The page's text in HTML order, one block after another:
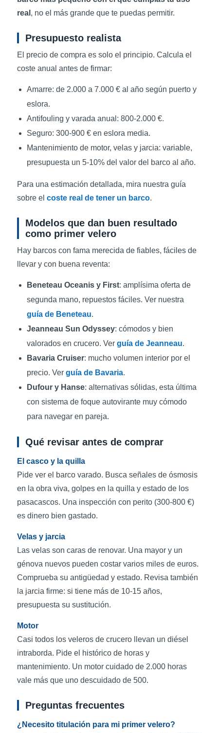
real , no el más grande que te puedas permitir.
Presupuesto realista
El precio de compra es solo el principio. Calcula el
coste anual antes de firmar:
Amarre: de 2.000 a 7.000 € al año según puerto y
eslora.
Antifouling y varada anual: 800-2.000 €.
Seguro: 300-900 € en eslora media.
Mantenimiento de motor, velas y jarcia: variable,
presupuesta un 5-10% del valor del barco al año.
Para una estimación detallada, mira nuestra guía
sobre el coste real de tener un barco.
Modelos que dan buen resultado
como primer velero
Hay barcos con fama merecida de fiables, fáciles de
llevar y con buena reventa:
Beneteau Oceanis y First: amplísima oferta de
segunda mano, repuestos fáciles. Ver nuestra
guía de Beneteau.
Jeanneau Sun Odyssey: cómodos y bien
valorados en crucero. Ver guía de Jeanneau.
Bavaria Cruiser: mucho volumen interior por el
precio. Ver guía de Bavaria.
Dufour y Hanse: alternativas sólidas, esta última
con sistema de foque autovirante muy cómodo
para navegar en pareja.
Qué revisar antes de comprar
El casco y la quilla
Pide ver el barco varado. Busca señales de ósmosis
en la obra viva, golpes en la quilla y estado de los
pasacascos. Una inspección con perito (300-800 €)
es dinero bien gastado.
Velas y jarcia
Las velas son caras de renovar. Una mayor y un
génova nuevos pueden costar varios miles de euros.
Comprueba su antigüedad y estado. Revisa también
la jarcia firme: si tiene más de 10-15 años,
presupuesta su sustitución.
Motor
Casi todos los veleros de crucero llevan un diésel
intraborda. Pide el histórico de horas y
mantenimiento. Un motor cuidado de 2.000 horas
vale más que uno descuidado de 500.
Preguntas frecuentes
¿Necesito titulación para mi primer velero?